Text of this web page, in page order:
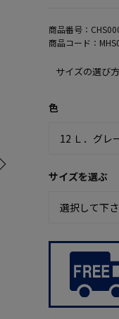
商品番号：
商品コード：
サイズの選び方
色
サイズを選ぶ